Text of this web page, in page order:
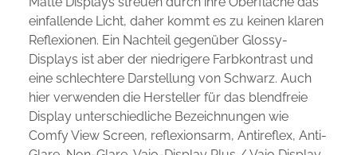
einfallende Licht, daher kommt es zu keinen klaren
Reflexionen. Ein Nachteil gegenüber Glossy-
Displays ist aber der niedrigere Farbkontrast und
eine schlechtere Darstellung von Schwarz. Auch
hier verwenden die Hersteller für das blendfreie
Display unterschiedliche Bezeichnungen wie
Comfy View Screen, reflexionsarm, Antireflex, Anti-